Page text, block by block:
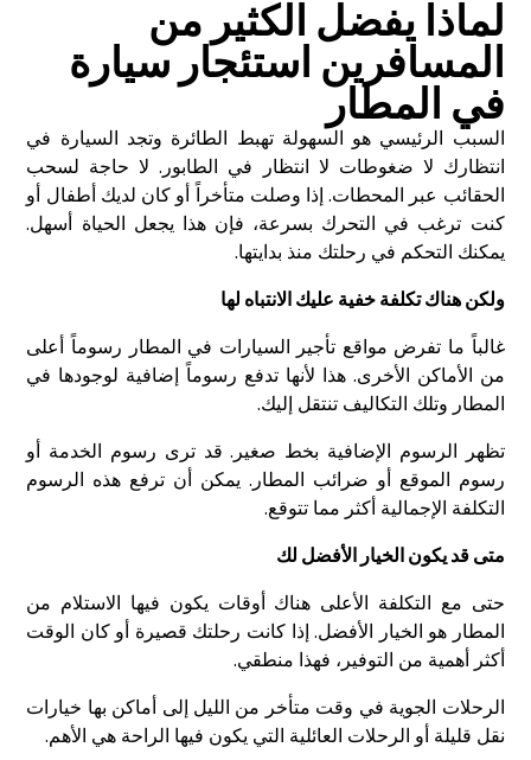
لماذا يفضل الكثير من
المسافرين استئجار سيارة
في المطار
السبب الرئيسي هو السهولة تهبط الطائرة وتجد السيارة في
انتظارك لا ضغوطات لا انتظار في الطابور. لا حاجة لسحب
الحقائب عبر المحطات. إذا وصلت متأخراً أو كان لديك أطفال أو
كنت ترغب في التحرك بسرعة، فإن هذا يجعل الحياة أسهل.
يمكنك التحكم في رحلتك منذ بدايتها.
ولكن هناك تكلفة خفية عليك الانتباه لها
غالباً ما تفرض مواقع تأجير السيارات في المطار رسوماً أعلى
من الأماكن الأخرى. هذا لأنها تدفع رسوماً إضافية لوجودها في
المطار وتلك التكاليف تنتقل إليك.
تظهر الرسوم الإضافية بخط صغير. قد ترى رسوم الخدمة أو
رسوم الموقع أو ضرائب المطار. يمكن أن ترفع هذه الرسوم
التكلفة الإجمالية أكثر مما تتوقع.
متى قد يكون الخيار الأفضل لك
حتى مع التكلفة الأعلى هناك أوقات يكون فيها الاستلام من
المطار هو الخيار الأفضل. إذا كانت رحلتك قصيرة أو كان الوقت
أكثر أهمية من التوفير، فهذا منطقي.
الرحلات الجوية في وقت متأخر من الليل إلى أماكن بها خيارات
نقل قليلة أو الرحلات العائلية التي يكون فيها الراحة هي الأهم.